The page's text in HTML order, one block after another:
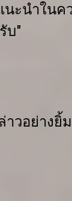
นะนำในค
บ"
วอย่างยิ้